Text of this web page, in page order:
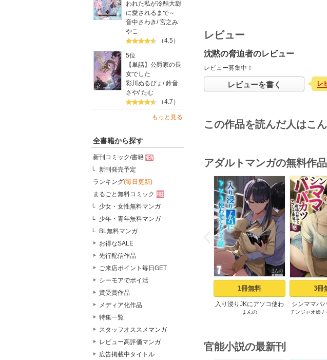
われた私が冷酷大尉
に愛されるまで～
音中さわき/宮之み
やこ
（4.5）
5位
【単話】公爵家の長
女でした
彩川ぬるぴょ /鈴音
さや/たむ
（4.7）
もっと見る
全書籍から探す
新刊コミック/書籍
新刊発売予定
ランキング(毎日更新)
まるごと無料コミック
少女・女性無料マンガ
少年・青年無料マンガ
BL無料マンガ
お得なSALE
先行配信作品
ご来店ポイント毎日GET
シーモアでポイ活
賞受賞作品
メディア化作品
特集一覧
スタッフオススメマンガ
レビュー高評価マンガ
広告掲載中タイトル
レビュー
沈黙の脅迫者のレビュー
レビュー募集中！
レビューを書く レ
この作品を読んだ人はこ
アダルトマンガの無料作品
P
r
e
v
i
o
u
s
1冊無料
入り浸りJKにアソコ使わ
せてもらう話(1)
まんの
3冊
シンママパ
の女子とア
チンジャオ娘 /
官能小説の最新刊